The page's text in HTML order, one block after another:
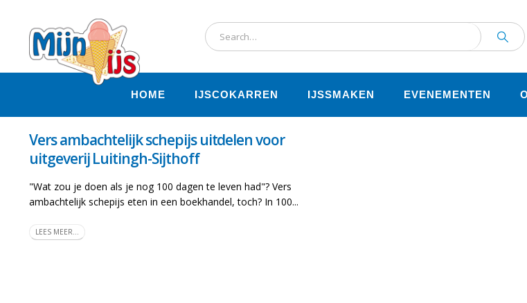
HOME IJSCOKARREN IJSSMAKEN EVENEMENTEN
Vers ambachtelijk schepijs uitdelen voor
uitgeverij Luitingh-Sijthoff
"Wat zou je doen als je nog 100 dagen te leven had"? Vers
ambachtelijk schepijs eten in een boekhandel, toch? In 100...
LEES MEER...